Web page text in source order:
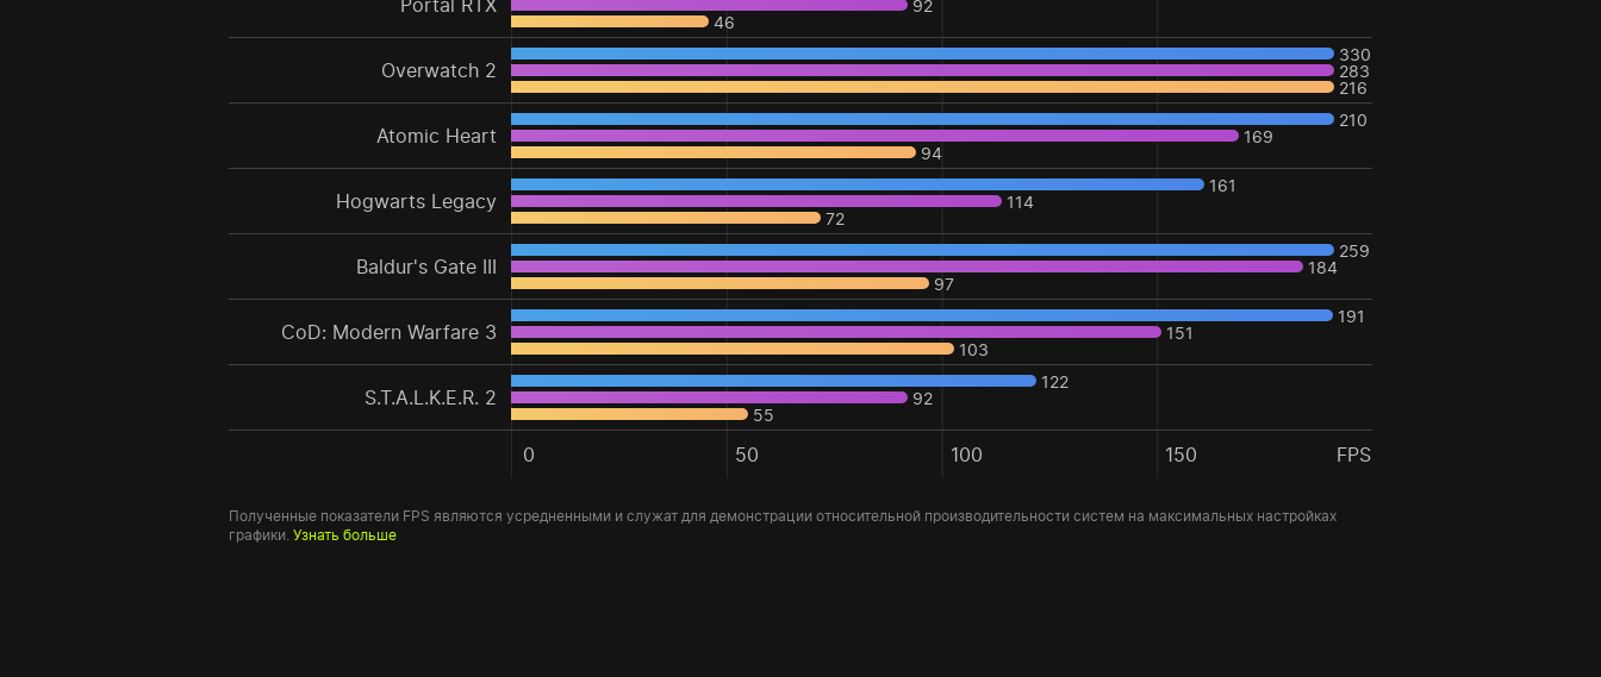
Portal RTX
92
46
Overwatch 2
330
283
216
Atomic Heart
210
169
94
Hogwarts Legacy
161
114
72
Baldur's Gate III
259
184
97
CoD: Modern Warfare 3
191
151
103
S.T.A.L.K.E.R. 2
122
92
55
0 50 100 150 FPS
Полученные показатели FPS являются усредненными и служат для демонстрации относительной производительности систем на максимальных настройках
графики. Узнать больше